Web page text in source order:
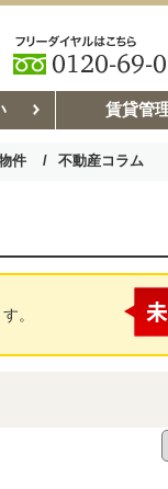
賃貸管
件 不動産コラム
。